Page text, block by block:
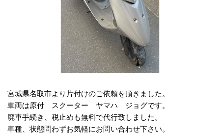
宮城県名取市より片付けのご依頼を頂きました。
車両は原付 スクーター ヤマハ ジョグです。
廃車手続き、税止めも無料で代行致しました。
車種、状態問わずお気軽にお問い合わせ下さい。